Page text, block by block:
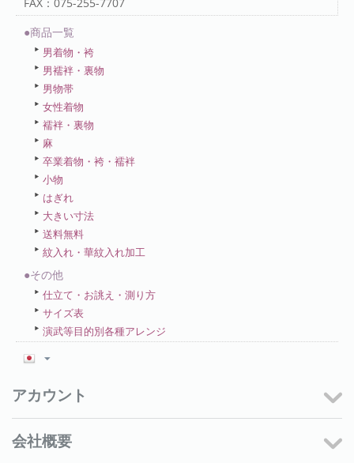
FAX：075-255-7707
●商品一覧
男着物・袴
男襦袢・裏物
男物帯
女性着物
襦袢・裏物
麻
卒業着物・袴・襦袢
小物
はぎれ
大きい寸法
送料無料
紋入れ・華紋入れ加工
●その他
仕立て・お誂え・測り方
サイズ表
演武等目的別各種アレンジ
アカウント
会社概要